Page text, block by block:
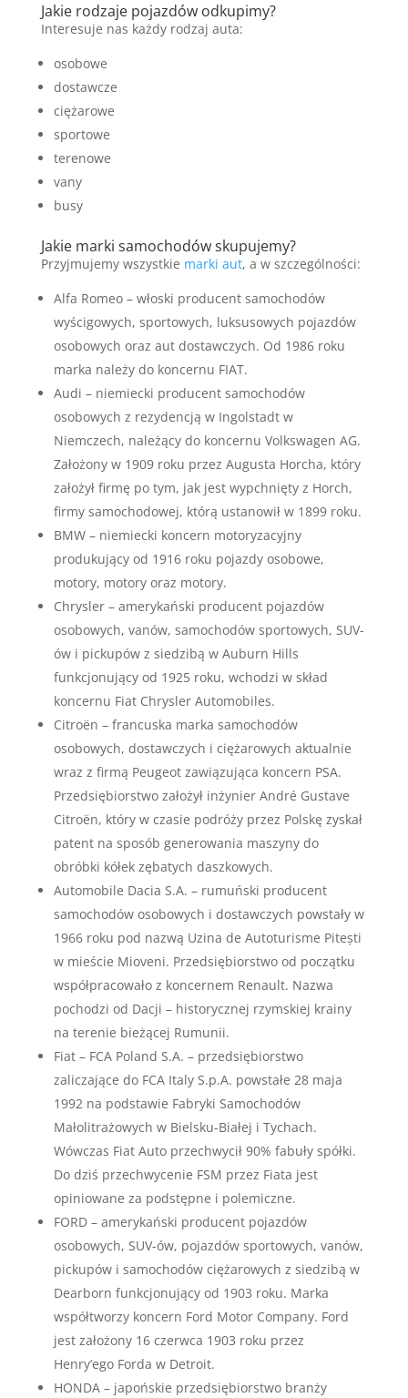
Jakie rodzaje pojazdów odkupimy?
Interesuje nas każdy rodzaj auta:
osobowe
dostawcze
ciężarowe
sportowe
terenowe
vany
busy
Jakie marki samochodów skupujemy?
Przyjmujemy wszystkie marki aut, a w szczególności:
Alfa Romeo – włoski producent samochodów
wyścigowych, sportowych, luksusowych pojazdów
osobowych oraz aut dostawczych. Od 1986 roku
marka należy do koncernu FIAT.
Audi – niemiecki producent samochodów
osobowych z rezydencją w Ingolstadt w
Niemczech, należący do koncernu Volkswagen AG.
Założony w 1909 roku przez Augusta Horcha, który
założył firmę po tym, jak jest wypchnięty z Horch,
firmy samochodowej, którą ustanowił w 1899 roku.
BMW – niemiecki koncern motoryzacyjny
produkujący od 1916 roku pojazdy osobowe,
motory, motory oraz motory.
Chrysler – amerykański producent pojazdów
osobowych, vanów, samochodów sportowych, SUV-
ów i pickupów z siedzibą w Auburn Hills
funkcjonujący od 1925 roku, wchodzi w skład
koncernu Fiat Chrysler Automobiles.
Citroën – francuska marka samochodów
osobowych, dostawczych i ciężarowych aktualnie
wraz z firmą Peugeot zawiązująca koncern PSA.
Przedsiębiorstwo założył inżynier André Gustave
Citroën, który w czasie podróży przez Polskę zyskał
patent na sposób generowania maszyny do
obróbki kółek zębatych daszkowych.
Automobile Dacia S.A. – rumuński producent
samochodów osobowych i dostawczych powstały w
1966 roku pod nazwą Uzina de Autoturisme Pitești
w mieście Mioveni. Przedsiębiorstwo od początku
współpracowało z koncernem Renault. Nazwa
pochodzi od Dacji – historycznej rzymskiej krainy
na terenie bieżącej Rumunii.
Fiat – FCA Poland S.A. – przedsiębiorstwo
zaliczające do FCA Italy S.p.A. powstałe 28 maja
1992 na podstawie Fabryki Samochodów
Małolitrażowych w Bielsku-Białej i Tychach.
Wówczas Fiat Auto przechwycił 90% fabuły spółki.
Do dziś przechwycenie FSM przez Fiata jest
opiniowane za podstępne i polemiczne.
FORD – amerykański producent pojazdów
osobowych, SUV-ów, pojazdów sportowych, vanów,
pickupów i samochodów ciężarowych z siedzibą w
Dearborn funkcjonujący od 1903 roku. Marka
współtworzy koncern Ford Motor Company. Ford
jest założony 16 czerwca 1903 roku przez
Henry’ego Forda w Detroit.
HONDA – japońskie przedsiębiorstwo branży